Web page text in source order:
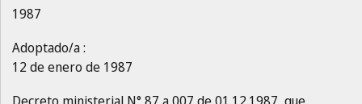
1987
Adoptado/a :
12 de enero de 1987